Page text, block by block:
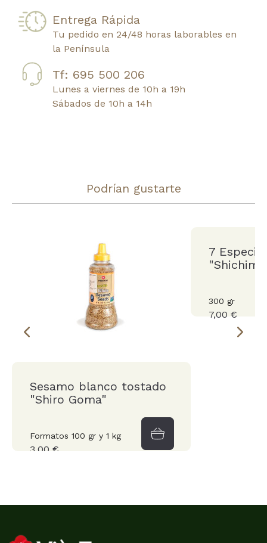
Entrega Rápida
Tu pedido en 24/48 horas laborables en
la Península
Tf: 695 500 206
Lunes a viernes de 10h a 19h
Sábados de 10h a 14h
Podrían gustarte
Sesamo blanco tostado
"Shiro Goma"
Formatos 100 gr y 1 kg
3,00 €
7
"Shichimi
300 gr
7,00 €